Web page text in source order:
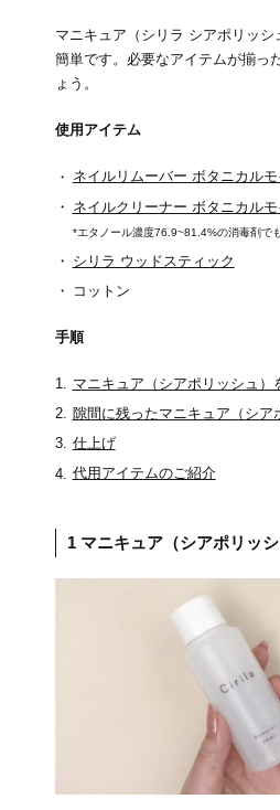
マニキュア（シリラ シアポリッシ
簡単です。必要なアイテムが揃っ
ょう。
使用アイテム
ネイルリムーバー ボタニカルモ
ネイルクリーナー ボタニカルモ
*エタノール濃度76.9~81.4%の消毒剤でも
シリラ ウッドスティック
コットン
手順
マニキュア（シアポリッシュ）
隙間に残ったマニキュア（シア
仕上げ
代用アイテムのご紹介
1 マニキュア（シアポリッ